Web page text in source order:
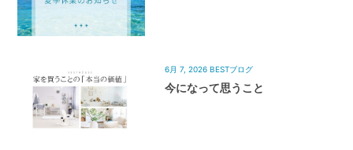
6月 7, 2026 BESTブログ
今になって思うこと